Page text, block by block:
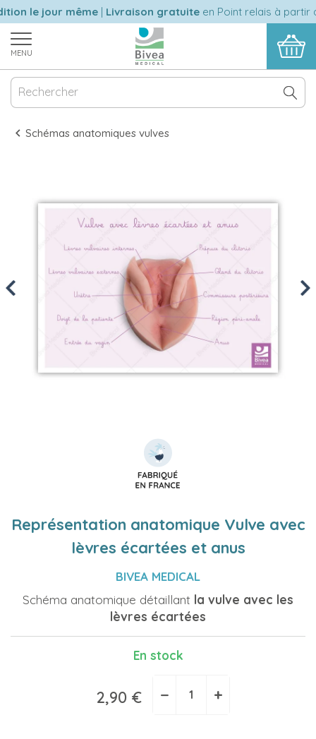
le jour même|Livraison gratuiteen Point relais à partir
MENU
Schémas anatomiques vulves
Previous
Représentation anatomique Vulve avec
lèvres écartées et anus
BIVEA MEDICAL
Schéma anatomique détaillant la vulve avec les
lèvres écartées
En stock
2,90 € − +